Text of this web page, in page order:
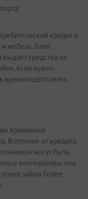
кредит в
и мебель. Банк
выдает средства на
если нужно
время подготовить
временное
В отличие от кредита,
могут быть
кооперативы или
займа более